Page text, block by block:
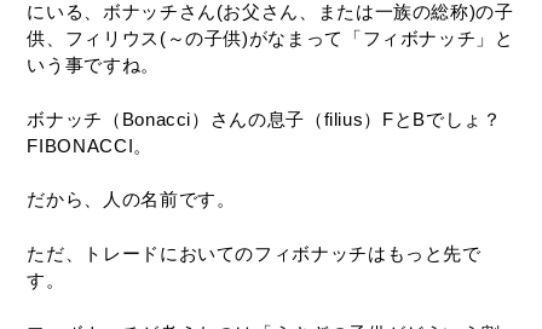
にいる、ボナッチさん(お父さん、または一族の総称)の子
供、フィリウス(～の子供)がなまって「フィボナッチ」と
いう事ですね。
ボナッチ（Bonacci）さんの息子（filius）FとBでしょ？
FIBONACCI。
だから、人の名前です。
ただ、トレードにおいてのフィボナッチはもっと先で
す。